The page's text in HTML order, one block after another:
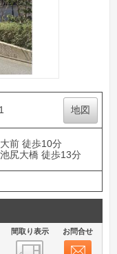
地図
前 徒歩10分
尻大橋 徒歩13分
間取り表示 お問合せ